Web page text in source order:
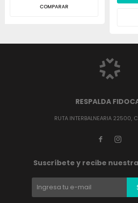
COMPARAR
RESPALDA
RUTA INTERBALNEARIA 22500,
 
Suscríbete y recibe